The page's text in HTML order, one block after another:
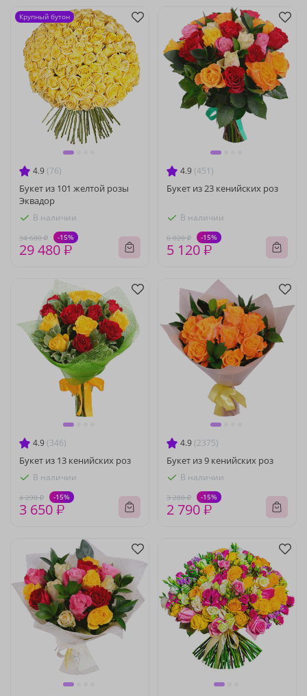
4.9 (76)
Букет из 101 желтой розы
Эквадор
В наличии
34 680 ₽ -15%
29 480 ₽
Крупный бутон
4.9 (451)
Букет из 23 кенийских роз
В наличии
6 020 ₽ -15%
5 120 ₽
4.9 (346)
Букет из 13 кенийских роз
В наличии
4 290 ₽ -15%
3 650 ₽
4.9 (2375)
Букет из 9 кенийских роз
В наличии
3 280 ₽ -15%
2 790 ₽